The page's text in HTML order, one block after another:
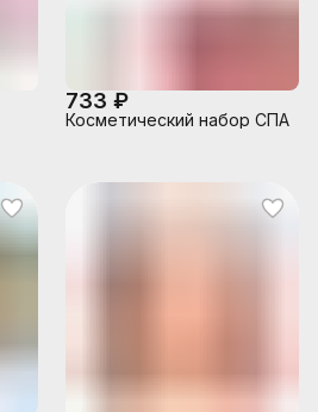
733 ₽
Косметический набор СПА